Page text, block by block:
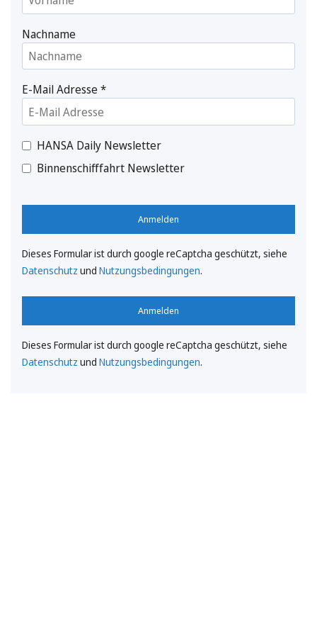
Nachname
E-Mail Adresse*
HANSA Daily Newsletter
Binnenschifffahrt Newsletter
Anmelden
Dieses Formular ist durch google reCaptcha geschützt, siehe
Datenschutz und Nutzungsbedingungen.
Anmelden
Dieses Formular ist durch google reCaptcha geschützt, siehe
Datenschutz und Nutzungsbedingungen.